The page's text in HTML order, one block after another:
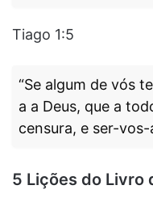
Tiago 1:5
“Se algum de vós
a a Deus, que a
censura, e ser-vos-
5 Lições do Livro